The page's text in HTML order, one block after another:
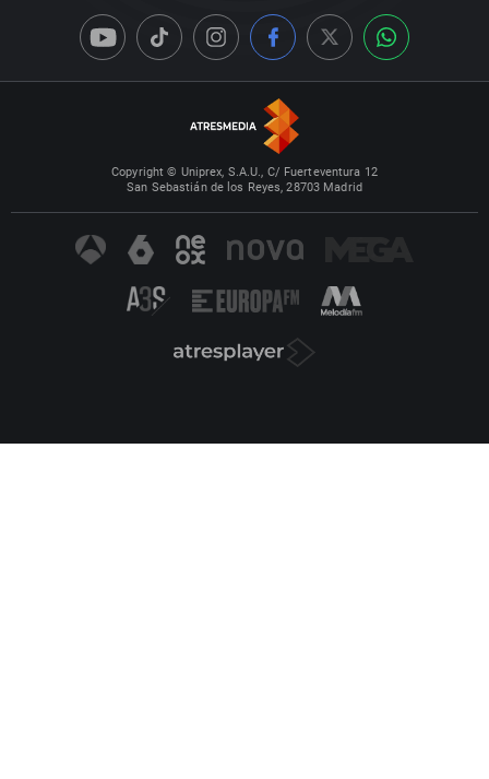
Copyright © Uniprex, S.A.U., C/ Fuerteventura 12
San Sebastián de los Reyes, 28703 Madrid